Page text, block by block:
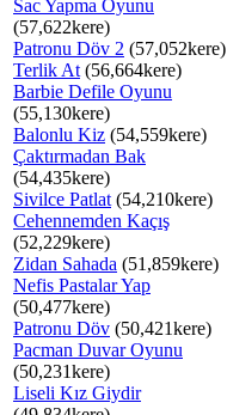
Sac Yapma Oyunu
(57,622kere)
Patronu Döv 2 (57,052kere)
Terlik At (56,664kere)
Barbie Defile Oyunu
(55,130kere)
Balonlu Kiz (54,559kere)
Çaktırmadan Bak
(54,435kere)
Sivilce Patlat (54,210kere)
Cehennemden Kaçış
(52,229kere)
Zidan Sahada (51,859kere)
Nefis Pastalar Yap
(50,477kere)
Patronu Döv (50,421kere)
Pacman Duvar Oyunu
(50,231kere)
Liseli Kız Giydir